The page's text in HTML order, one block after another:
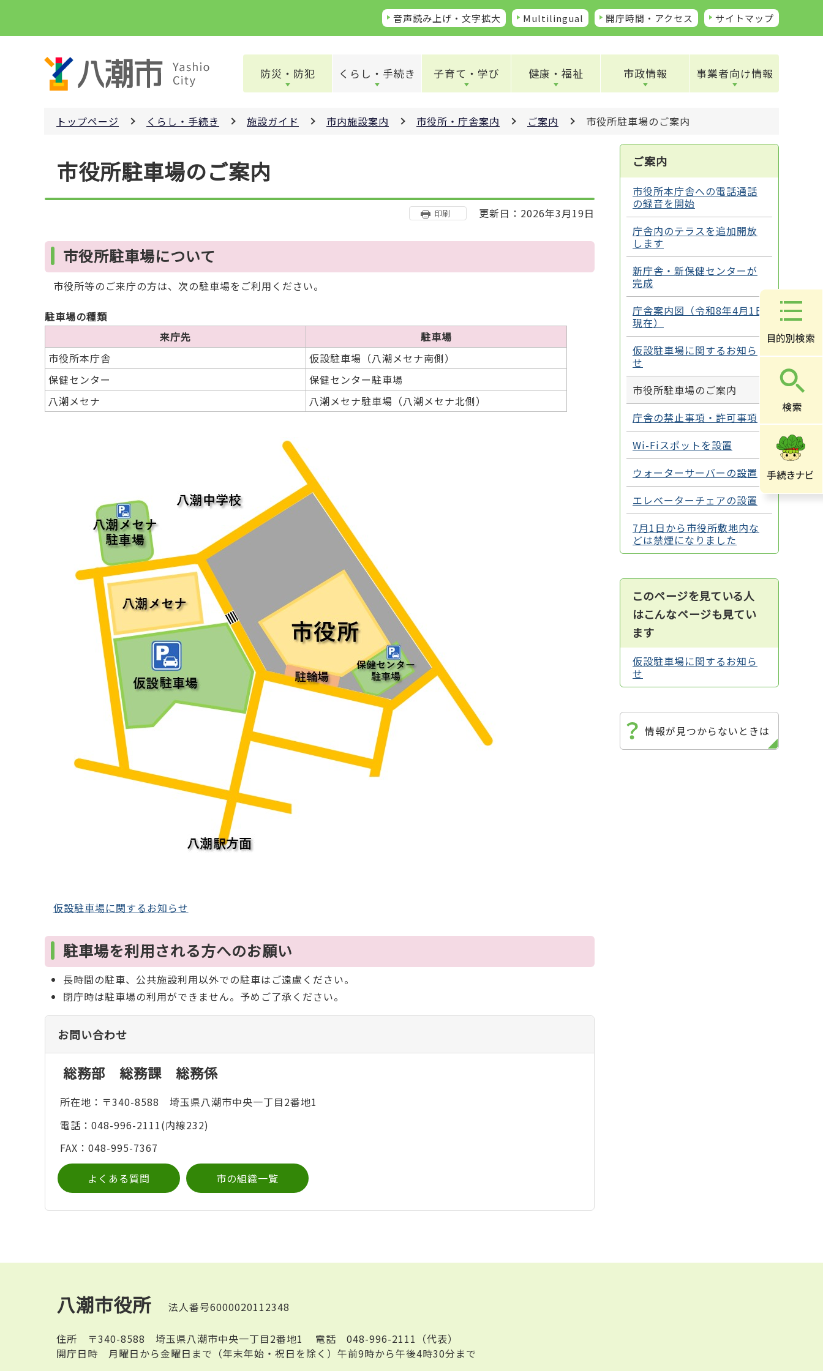
ペ
音声読み上げ・文字拡大 Multilingual 開庁時間・アクセス サイトマップ
防災・防犯 くらし・手続き 子育て・学び 健康・福祉 市政情報 事業者向け情報
トップページ くらし・手続き 施設ガイド 市内施設案内 市役所・庁舎案内 ご案内 市役所駐車場のご案内
市役所駐車場のご案内
印刷 更新日：2026年3月19日
市役所駐車場について
市役所等のご来庁の方は、次の駐車場をご利用ください。
駐車場の種類
来庁先
駐車場
市役所本庁舎
仮設駐車場（八潮メセナ南側）
保健センター
保健センター駐車場
八潮メセナ
八潮メセナ駐車場（八潮メセナ北側）
仮設駐車場に関するお知らせ
駐車場を利用される方へのお願い
長時間の駐車、公共施設利用以外での駐車はご遠慮ください。
閉庁時は駐車場の利用ができません。予めご了承ください。
お問い合わせ
総務部 総務課 総務係
所在地：〒340-8588 埼玉県八潮市中央一丁目2番地1
電話：048-996-2111(内線232)
FAX：048-995-7367
よくある質問 市の組織一覧
ご案内
市役所本庁舎への電話通話
の録音を開始
庁舎内のテラスを追加開放
します
新庁舎・新保健センターが
完成
庁舎案内図（令和8年4月1日
現在）
仮設駐車場に関するお知ら
せ
市役所駐車場のご案内
庁舎の禁止事項・許可事項
Wi-Fiスポットを設置
ウォーターサーバーの設置
エレベーターチェアの設置
7月1日から市役所敷地内な
どは禁煙になりました
このページを見ている人
はこんなページも見てい
ます
仮設駐車場に関するお知ら
せ
情報が見つからないときは
八潮市役所 法人番号6000020112348
住所 〒340-8588 埼玉県八潮市中央一丁目2番地1 電話 048-996-2111（代表）
開庁日時 月曜日から金曜日まで（年末年始・祝日を除く）午前9時から午後4時30分まで